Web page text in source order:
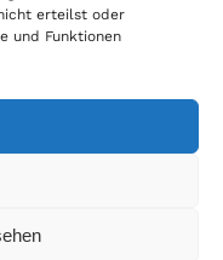
erteilst oder
und Funktionen
|Datenschutz|Cookie